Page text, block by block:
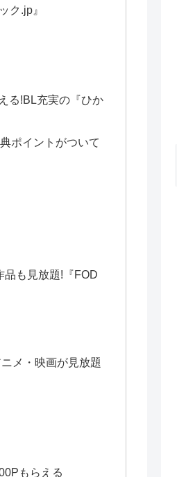
ク.jp』
る!BL充実の『ひか
ポイントがついて
品も見放題!『FOD
メ・映画が見放題
もらえる